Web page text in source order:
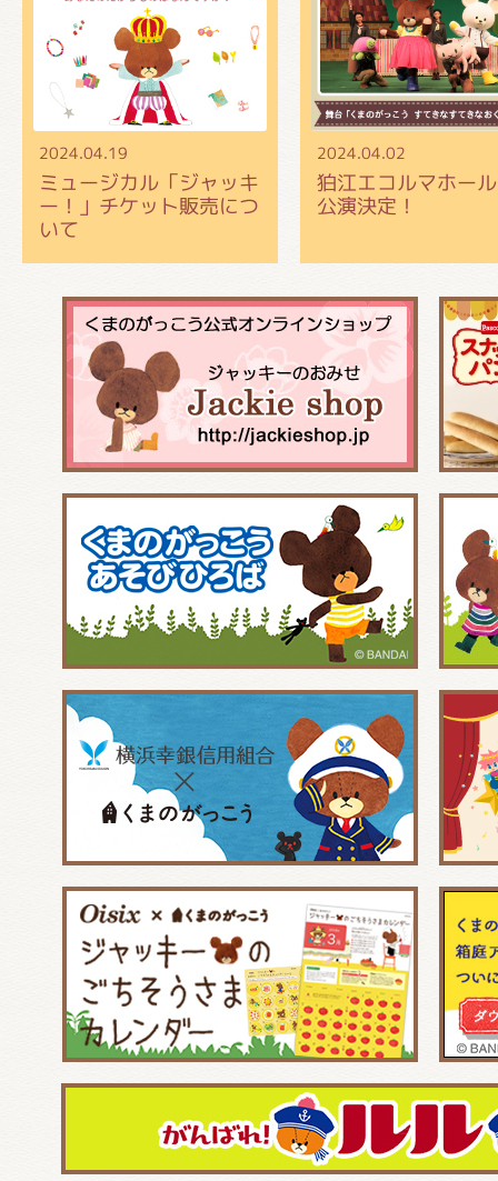
2024.04.19
ミュージカル「ジャッキ
ー！」チケット販売につ
いて
2024.04.02
狛江エコルマホー
公演決定！